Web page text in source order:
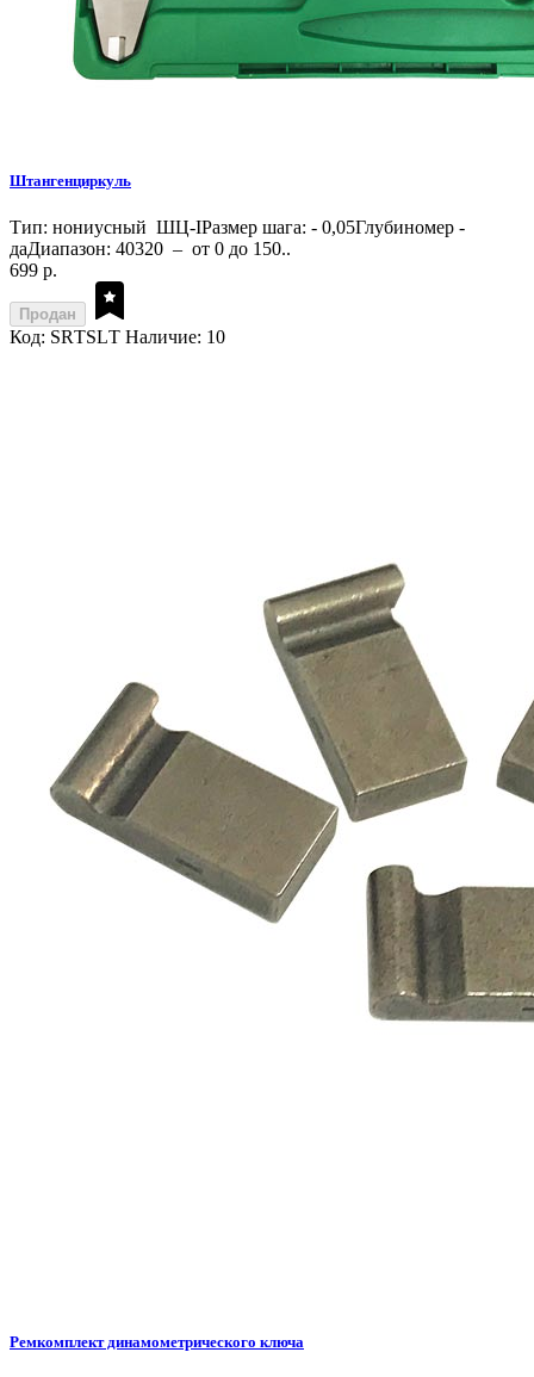
Штангенциркуль
Тип: нониусный ШЦ-IРазмер шага: - 0,05Глубиномер -
даДиапазон: 40320 – от 0 до 150..
699 р.
Продан
Код: SRТSLТ Наличие: 10
Ремкомплект динамометрического ключа